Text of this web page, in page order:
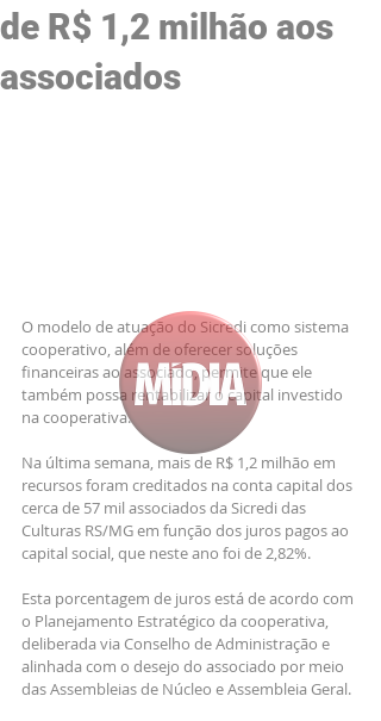
de R$ 1,2 milhão aos
associados
O modelo de atuação do Sicredi como sistema
cooperativo, além de oferecer soluções
financeiras ao associado, permite que ele
também possa rentabilizar o capital investido
na cooperativa.
Na última semana, mais de R$ 1,2 milhão em
recursos foram creditados na conta capital dos
cerca de 57 mil associados da Sicredi das
Culturas RS/MG em função dos juros pagos ao
capital social, que neste ano foi de 2,82%.
Esta porcentagem de juros está de acordo com
o Planejamento Estratégico da cooperativa,
deliberada via Conselho de Administração e
alinhada com o desejo do associado por meio
das Assembleias de Núcleo e Assembleia Geral.